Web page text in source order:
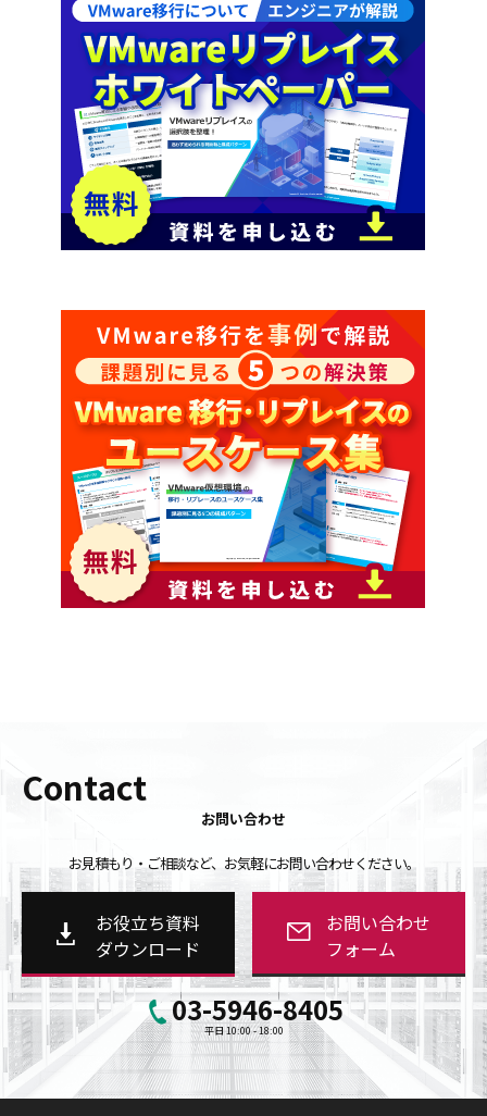
Contact
お問い合わせ
お見積もり・ご相談など、お気軽にお問い合わせください。
お役立ち資料
ダウンロード
お問い合わせ
フォーム
03-5946-8405
平日 10:00 - 18:00